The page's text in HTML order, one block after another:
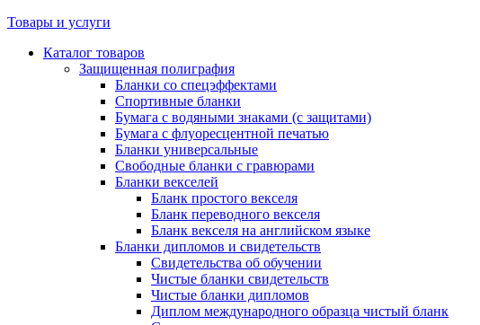
Товары и услуги
Каталог товаров
Защищенная полиграфия
Бланки со спецэффектами
Спортивные бланки
Бумага с водяными знаками (с защитами)
Бумага с флуоресцентной печатью
Бланки универсальные
Свободные бланки с гравюрами
Бланки векселей
Бланк простого векселя
Бланк переводного векселя
Бланк векселя на английском языке
Бланки дипломов и свидетельств
Свидетельства об обучении
Чистые бланки свидетельств
Чистые бланки дипломов
Диплом международного образца чистый бланк